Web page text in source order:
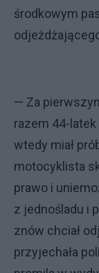
środkowym
— Za
razem 44-latek
wtedy miał
motocyklista
prawo i
z jednośladu i
znów chciał
przyjechała